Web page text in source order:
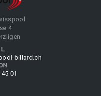
4
billard.ch
01